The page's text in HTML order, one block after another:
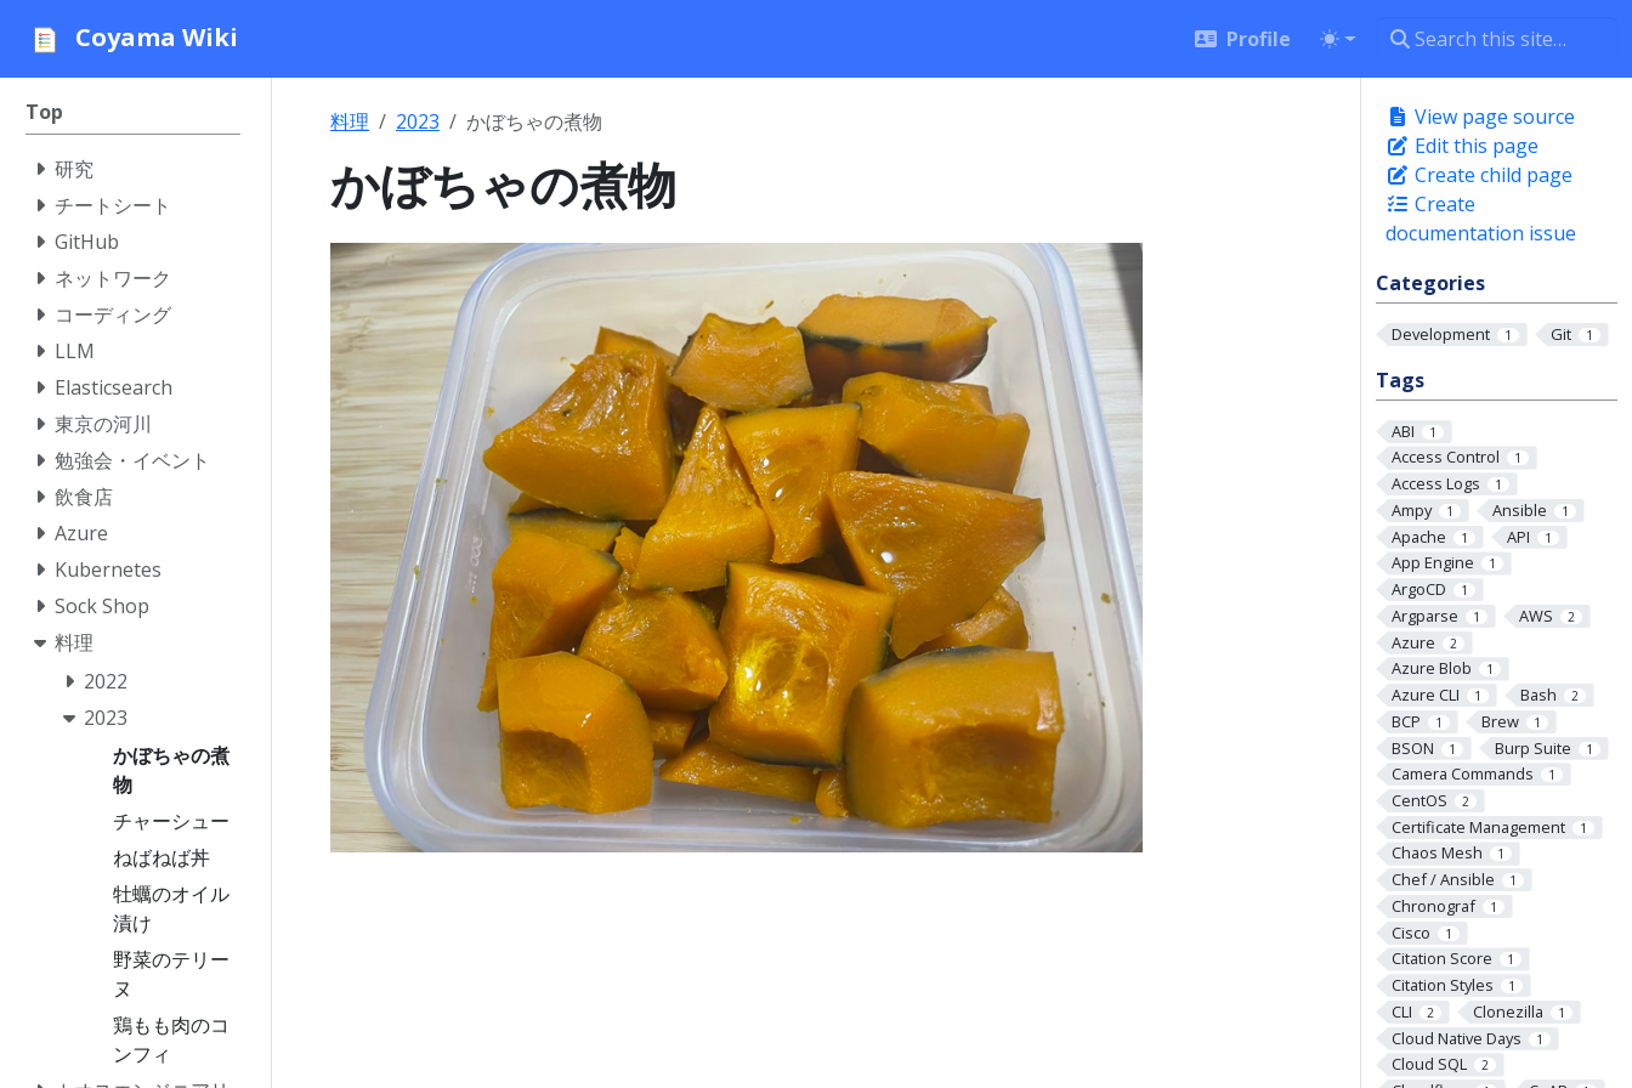
Coyama Wiki Profile
Top
研究
チートシート
GitHub
ネットワーク
コーディング
LLM
Elasticsearch
東京の河川
勉強会・イベント
飲食店
Azure
Kubernetes
Sock Shop
料理
2022
2023
かぼちゃの煮
物
チャーシュー
ねばねば丼
牡蠣のオイル
漬け
野菜のテリー
ヌ
鶏もも肉のコ
ンフィ
View page source
Edit this page
Create child page
Create
documentation issue
Categories
Development 1 Git 1
Tags
ABI 1
Access Control 1
Access Logs 1
Ampy 1 Ansible 1
Apache 1 API 1
App Engine 1
ArgoCD 1
Argparse 1 AWS 2
Azure 2
Azure Blob 1
Azure CLI 1 Bash 2
BCP 1 Brew 1
BSON 1 Burp Suite 1
Camera Commands 1
CentOS 2
Certificate Management 1
Chaos Mesh 1
Chef / Ansible 1
Chronograf 1
Cisco 1
Citation Score 1
Citation Styles 1
CLI 2 Clonezilla 1
Cloud Native Days 1
Cloud SQL 2
料理 2023 かぼちゃの煮物
かぼちゃの煮物